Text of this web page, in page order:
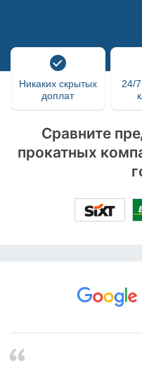
Никаких скрытых
доплат
24/
Сравните
прокатных